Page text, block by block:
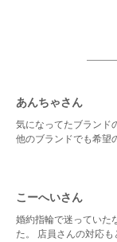
あんちゃさん
気になってたブランド
他のブランドでも希望
知識豊富なスタッフ
こーへいさん
婚約指輪で迷っていた
た。 店員さんの対応も